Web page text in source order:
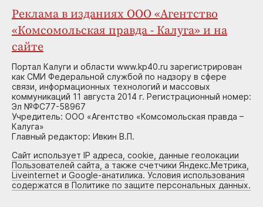
Реклама в изданиях ООО «Агентство
«Комсомольская правда - Калуга» и на
сайте
Портал Калуги и области www.kp40.ru зарегистрирован
как СМИ Федеральной службой по надзору в сфере
связи, информационных технологий и массовых
коммуникаций 11 августа 2014 г. Регистрационный номер:
Эл №ФС77-58967
Учредитель: ООО «Агентство «Комсомольская правда –
Калуга»
Главный редактор: Ивкин В.П.
Сайт использует IP адреса, cookie, данные геолокации
Пользователей сайта, а также счетчики Яндекс.Метрика,
Liveinternet и Google-анатилика. Условия использования
содержатся в Политике по защите персональных данных.